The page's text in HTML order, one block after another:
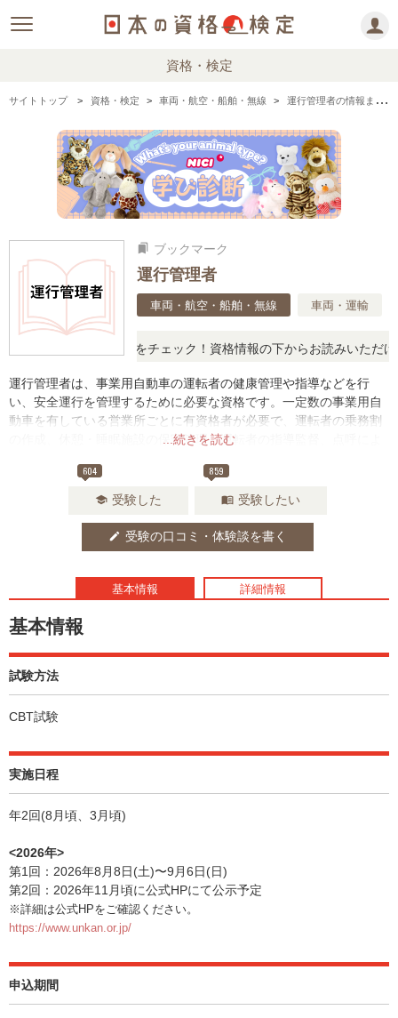
資格・検定
サイトトップ 資格・検定 車両・航空・船舶・無線 運行管理者の情報まとめ
bookmarks ブックマーク
運行管理者
車両・航空・船舶・無線 車両・運輸
な口コミや体験談をチェック！資格情報の下からお読みいただけま
...続きを読む
運行管理者は、事業用自動車の運転者の健康管理や指導などを行
い、安全運行を管理するために必要な資格です。一定数の事業用自
動車を有している営業所ごとに有資格者が必要で、運転者の乗務割
の作成、休憩・睡眠施設の保守管理、運転者の指導監督、点呼によ
604
school 受験した
859
menu_book 受験したい
edit 受験の口コミ・体験談を書く
基本情報 詳細情報
基本情報
試験方法
CBT試験
実施日程
年2回(8月頃、3月頃)
<2026年>
第1回：2026年8月8日(土)〜9月6日(日)
第2回：2026年11月頃に公式HPにて公示予定
※詳細は公式HPをご確認ください。
https://www.unkan.or.jp/
申込期間